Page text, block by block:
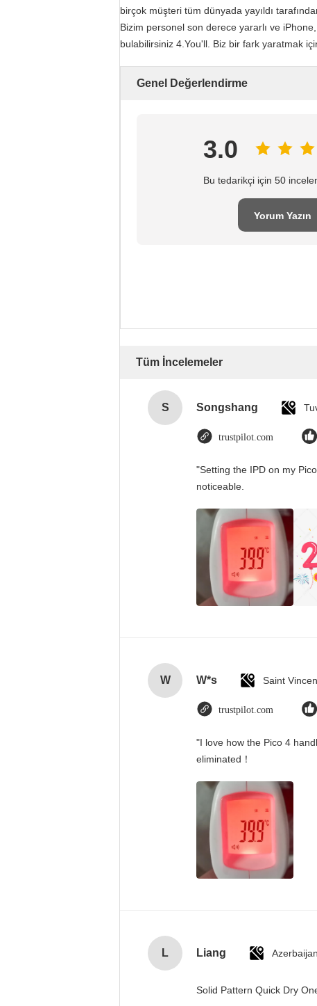
birçok müşteri tüm dünyada yayıldı
Bizim personel son derece yararlı ve
bulabilirsiniz 4.You'll. Biz bir fark yaratmak
Genel Değerlendirme
3.0
Bu tedarikçi için 50
Yorum Yazın
Tüm İncelemeler
S Songshang
trustpilot.com
"Setting the IPD on my
noticeable.
W W*s
trustpilot.com
"I love how the Pico 4
eliminated！
L Liang Azerbaijan
Solid Pattern Quick Dry